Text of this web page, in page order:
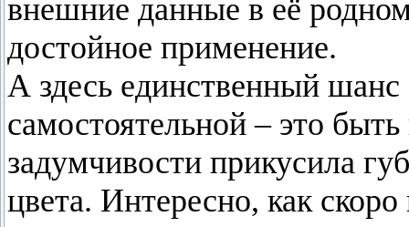
внешние данные в её
достойное применение.
А здесь единственный шанс
самостоятельной – это
задумчивости прикусила
цвета. Интересно, как